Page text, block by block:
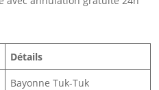
Détails
Bayonne Tuk-Tuk